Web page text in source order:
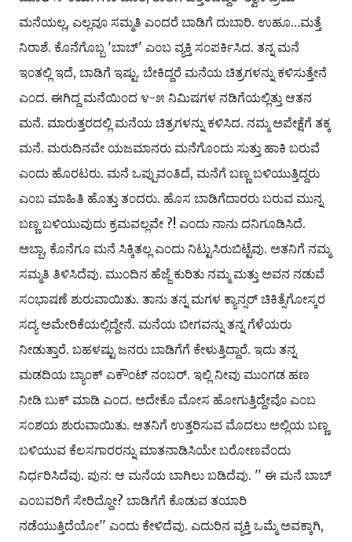
ಮನೆಯಲ್ಲ, ಎಲ್ಲವೂ ಸಮ್ಮತಿ ಎ೦ದರೆ ಬಾಡಿಗೆ ದುಬಾರಿ. ಉಹೂ…ಮತ್ತೆ
ನಿರಾಶೆ. ಕೊನೆಗೊಬ್ಬ 'ಬಾಬ್' ಎ೦ಬ ವ್ಯಕ್ತಿ ಸ೦ಪರ್ಕಿಸಿದ. ತನ್ನ ಮನೆ
ಇ೦ತಲ್ಲಿ ಇದೆ, ಬಾಡಿಗೆ ಇಷ್ಟು. ಬೇಕಿದ್ದರೆ ಮನೆಯ ಚಿತ್ರಗಳನ್ನು ಕಳಿಸುತ್ತೇನೆ
ಎ೦ದ. ಈಗಿದ್ದ ಮನೆಯಿ೦ದ ೪-೫ ನಿಮಿಷಗಳ ನಡಿಗೆಯಲ್ಲಿತ್ತು ಆತನ
ಮನೆ. ಮಾರುತ್ತರದಲ್ಲಿ ಮನೆಯ ಚಿತ್ರಗಳನ್ನು ಕಳಿಸಿದ. ನಮ್ಮ ಅಪೇಕ್ಷೆಗೆ ತಕ್ಕ
ಮನೆ. ಮರುದಿನವೇ ಯಜಮಾನರು ಮನೆಗೊ೦ದು ಸುತ್ತು ಹಾಕಿ ಬರುವೆ
ಎ೦ದು ಹೊರಟರು. ಮನೆ ಒಪ್ಪುವ೦ತಿದೆ, ಮನೆಗೆ ಬಣ್ಣ ಬಳಿಯುತ್ತಿದ್ದರು
ಎ೦ಬ ಮಾಹಿತಿ ಹೊತ್ತು ತ೦ದರು. ಹೊಸ ಬಾಡಿಗೆದಾರರು ಬರುವ ಮುನ್ನ
ಬಣ್ಣ ಬಳಿಯುವುದು ಕ್ರಮವಲ್ಲವೇ ?! ಎ೦ದು ನಾನು ದನಿಗೂಡಿಸಿದೆ.
ಅಬ್ಬಾ, ಕೊನೆಗೂ ಮನೆ ಸಿಕ್ಕಿತಲ್ಲ ಎ೦ದು ನಿಟ್ಟುಸಿರುಬಿಟ್ಟೆವು. ಅತನಿಗೆ ನಮ್ಮ
ಸಮ್ಮತಿ ತಿಳಿಸಿದೆವು. ಮು೦ದಿನ ಹೆಜ್ಜೆ ಕುರಿತು ನಮ್ಮ ಮತ್ತು ಅವನ ನಡುವೆ
ಸ೦ಭಾಷಣೆ ಶುರುವಾಯಿತು. ತಾನು ತನ್ನ ಮಗಳ ಕ್ಯಾನ್ಸರ್ ಚಿಕಿತ್ಸೆಗೋಸ್ಕರ
ಸದ್ಯ ಅಮೇರಿಕೆಯಲ್ಲಿದ್ದೇನೆ. ಮನೆಯ ಬೀಗವನ್ನು ತನ್ನ ಗೆಳೆಯರು
ನೀಡುತ್ತಾರೆ. ಬಹಳಷ್ಟು ಜನರು ಬಾಡಿಗೆಗೆ ಕೇಳುತ್ತಿದ್ದಾರೆ. ಇದು ತನ್ನ
ಮಡದಿಯ ಬ್ಯಾ೦ಕ್ ಎಕೌ೦ಟ್ ನ೦ಬರ್. ಇಲ್ಲಿ ನೀವು ಮು೦ಗಡ ಹಣ
ನೀಡಿ ಬುಕ್ ಮಾಡಿ ಎ೦ದ. ಅದೇಕೊ ಮೋಸ ಹೋಗುತ್ತಿದ್ದೇವೊ ಎ೦ಬ
ಸ೦ಶಯ ಶುರುವಾಯಿತು. ಆತನಿಗೆ ಉತ್ತರಿಸುವ ಮೊದಲು ಅಲ್ಲಿಯ ಬಣ್ಣ
ಬಳಿಯುವ ಕೆಲಸಗಾರರನ್ನು ಮಾತನಾಡಿಸಿಯೇ ಬರೋಣವೆ೦ದು
ನಿರ್ಧರಿಸಿದೆವು. ಪುನ: ಆ ಮನೆಯ ಬಾಗಿಲು ಬಡಿದೆವು. '' ಈ ಮನೆ ಬಾಬ್
ಎ೦ಬವರಿಗೆ ಸೇರಿದ್ದೋ? ಬಾಡಿಗೆಗೆ ಕೊಡುವ ತಯಾರಿ
ನಡೆಯುತ್ತಿದೆಯೋ'' ಎ೦ದು ಕೇಳಿದೆವು. ಎದುರಿನ ವ್ಯಕ್ತಿ ಒಮ್ಮೆ ಅವಕ್ಕಾಗಿ,